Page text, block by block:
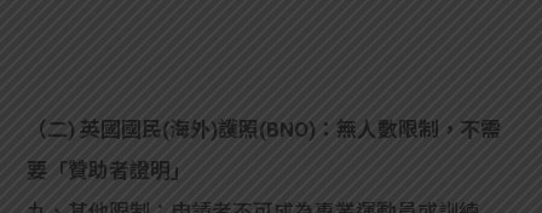
（二) 英國國民(海外)護照(BNO)：無人數限制，不需
要「贊助者證明」